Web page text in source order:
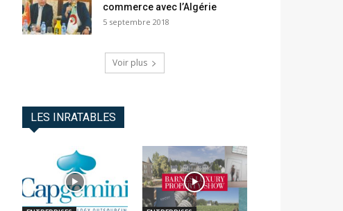
commerce avec l’Algérie
5 septembre 2018
Voir plus
LES INRATABLES